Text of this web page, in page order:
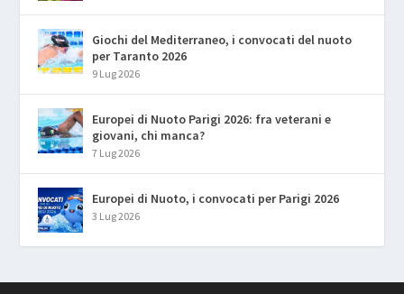
Giochi del Mediterraneo, i convocati del nuoto
per Taranto 2026
9 Lug 2026
Europei di Nuoto Parigi 2026: fra veterani e
giovani, chi manca?
7 Lug 2026
Europei di Nuoto, i convocati per Parigi 2026
3 Lug 2026